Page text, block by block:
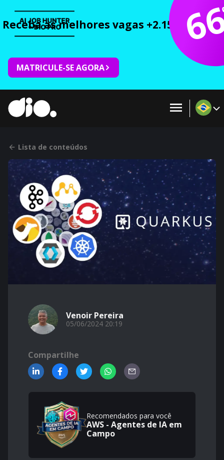
Receba as melhores vagas +2.150 cursos
MATRICULE-SE AGORA
Lista de conteúdos
Venoir Pereira
05/06/2024 20:19
Compartilhe
Recomendados para você
AWS - Agentes de IA em
Campo